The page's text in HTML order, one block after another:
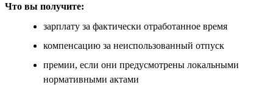
Что вы получите:
зарплату за фактически отработанное время
компенсацию за неиспользованный отпуск
премии, если они предусмотрены локальными
нормативными актами